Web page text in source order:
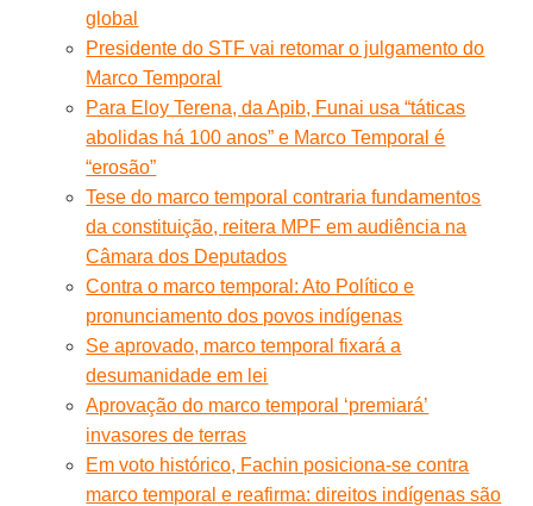
global
Presidente do STF vai retomar o julgamento do
Marco Temporal
Para Eloy Terena, da Apib, Funai usa “táticas
abolidas há 100 anos” e Marco Temporal é
“erosão”
Tese do marco temporal contraria fundamentos
da constituição, reitera MPF em audiência na
Câmara dos Deputados
Contra o marco temporal: Ato Político e
pronunciamento dos povos indígenas
Se aprovado, marco temporal fixará a
desumanidade em lei
Aprovação do marco temporal ‘premiará’
invasores de terras
Em voto histórico, Fachin posiciona-se contra
marco temporal e reafirma: direitos indígenas são